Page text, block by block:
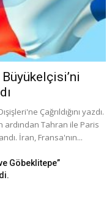
Büyükelçisi’ni
Çağrıldığını yazdı.
ardından Tahran ile Paris
İran, Fransa'nın...
Göbeklitepe”